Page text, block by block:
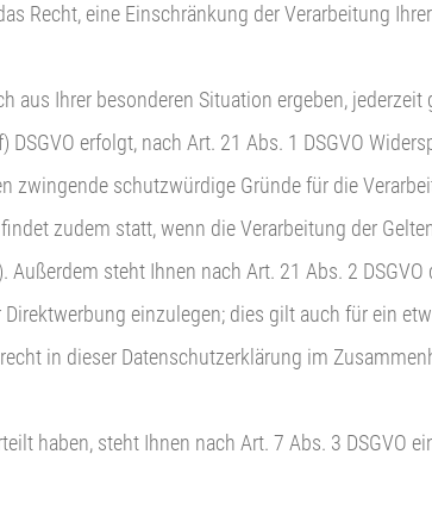
Recht, eine Einschränkung der Verarbeitung Ihrer
aus Ihrer besonderen Situation ergeben, jederzeit
erfolgt, nach Art. 21 Abs. 1 DSGVO
zwingende schutzwürdige Gründe für die
zudem statt, wenn die Verarbeitung der
steht Ihnen nach Art. 21 Abs. 2 DSGVO
einzulegen; dies gilt auch für ein
in dieser Datenschutzerklärung im
haben, steht Ihnen nach Art. 7 Abs. 3 DSGVO